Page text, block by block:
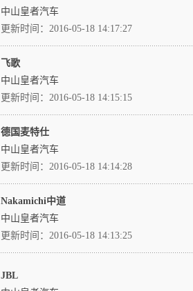
中山皇者汽车
更新时间：2016-05-18 14:17:27
飞歌
中山皇者汽车
更新时间：2016-05-18 14:15:15
德国麦特仕
中山皇者汽车
更新时间：2016-05-18 14:14:28
Nakamichi中道
中山皇者汽车
更新时间：2016-05-18 14:13:25
JBL